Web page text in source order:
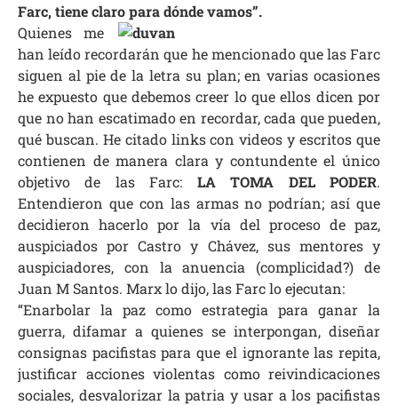
Farc, tiene claro para dónde vamos”.
Quienes me
han leído recordarán que he mencionado que las Farc
siguen al pie de la letra su plan; en varias ocasiones
he expuesto que debemos creer lo que ellos dicen por
que no han escatimado en recordar, cada que pueden,
qué buscan. He citado links con videos y escritos que
contienen de manera clara y contundente el único
objetivo de las Farc: LA TOMA DEL PODER.
Entendieron que con las armas no podrían; así que
decidieron hacerlo por la vía del proceso de paz,
auspiciados por Castro y Chávez, sus mentores y
auspiciadores, con la anuencia (complicidad?) de
Juan M Santos. Marx lo dijo, las Farc lo ejecutan:
“Enarbolar la paz como estrategia para ganar la
guerra, difamar a quienes se interpongan, diseñar
consignas pacifistas para que el ignorante las repita,
justificar acciones violentas como reivindicaciones
sociales, desvalorizar la patria y usar a los pacifistas